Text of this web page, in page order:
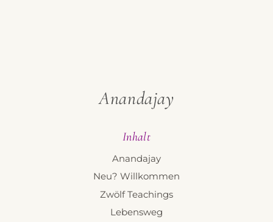
Inhalt
Neu? Willkommen
Anandajay
Zwölf Teachings
Lebensweg
Anandajay